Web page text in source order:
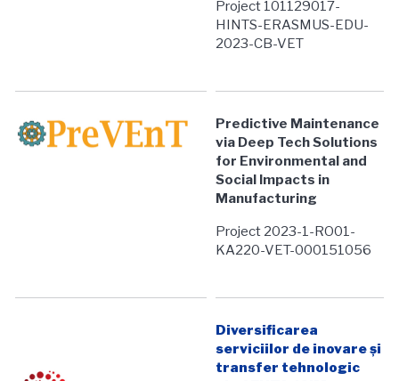
Project 101129017-
HINTS-ERASMUS-EDU-
2023-CB-VET
Predictive Maintenance
via Deep Tech Solutions
for Environmental and
Social Impacts in
Manufacturing
Project 2023-1-RO01-
KA220-VET-000151056
Diversificarea
serviciilor de inovare şi
transfer tehnologic